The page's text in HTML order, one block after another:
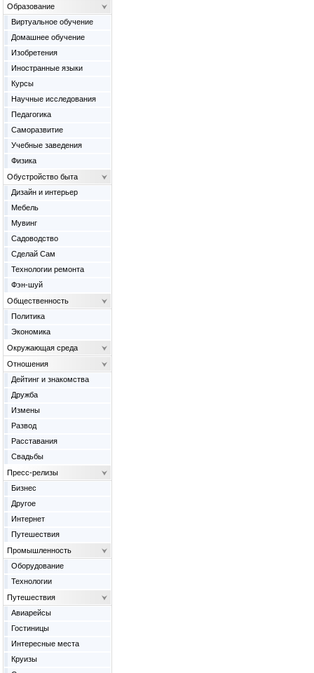
Образование
Виртуальное обучение
Домашнее обучение
Изобретения
Иностранные языки
Курсы
Научные исследования
Педагогика
Саморазвитие
Учебные заведения
Физика
Обустройство быта
Дизайн и интерьер
Мебель
Мувинг
Садоводство
Сделай Сам
Технологии ремонта
Фэн-шуй
Общественность
Политика
Экономика
Окружающая среда
Отношения
Дейтинг и знакомства
Дружба
Измены
Развод
Расставания
Свадьбы
Пресс-релизы
Бизнес
Другое
Интернет
Путешествия
Промышленность
Оборудование
Технологии
Путешествия
Авиарейсы
Гостиницы
Интересные места
Круизы